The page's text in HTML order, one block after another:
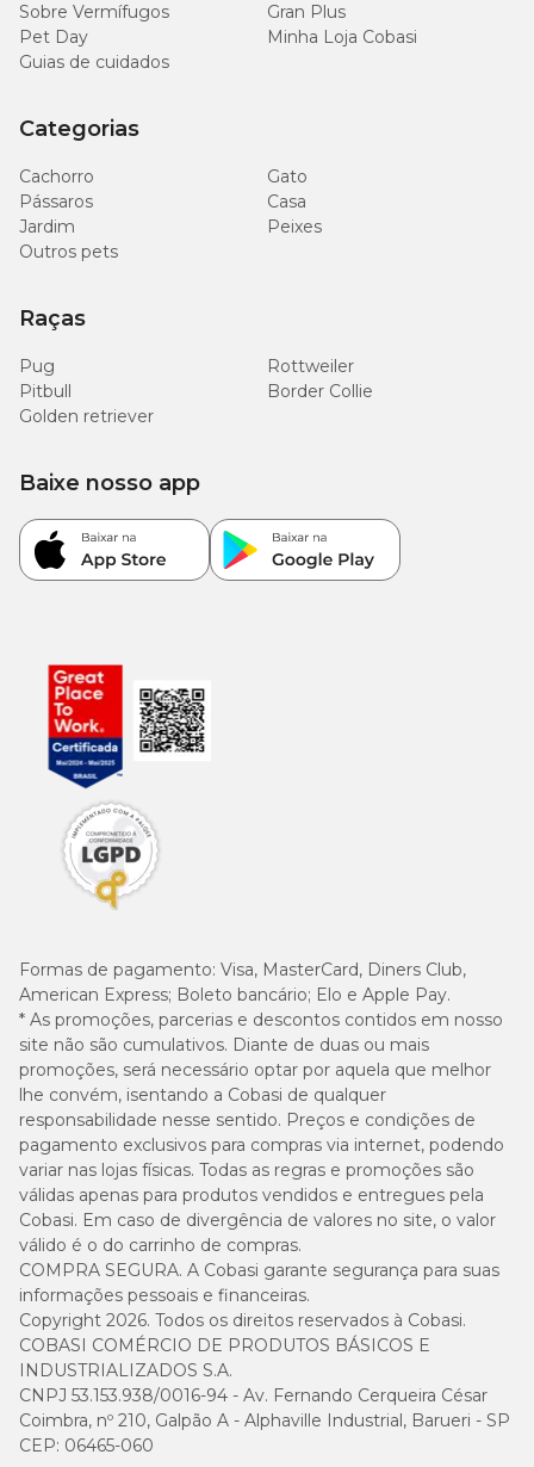
Sobre Vermífugos
Gran Plus
Pet Day
Minha Loja Cobasi
Guias de cuidados
Categorias
Cachorro
Gato
Pássaros
Casa
Jardim
Peixes
Outros pets
Raças
Pug
Rottweiler
Pitbull
Border Collie
Golden retriever
Formas de pagamento: Visa, MasterCard, Diners Club,
American Express; Boleto bancário; Elo e Apple Pay.
* As promoções, parcerias e descontos contidos em nosso
site não são cumulativos. Diante de duas ou mais
promoções, será necessário optar por aquela que melhor
lhe convém, isentando a Cobasi de qualquer
responsabilidade nesse sentido. Preços e condições de
pagamento exclusivos para compras via internet, podendo
variar nas lojas físicas. Todas as regras e promoções são
válidas apenas para produtos vendidos e entregues pela
Cobasi. Em caso de divergência de valores no site, o valor
válido é o do carrinho de compras.
COMPRA SEGURA. A Cobasi garante segurança para suas
informações pessoais e financeiras.
Copyright 2026. Todos os direitos reservados à Cobasi.
COBASI COMÉRCIO DE PRODUTOS BÁSICOS E
INDUSTRIALIZADOS S.A.
CNPJ 53.153.938/0016-94 - Av. Fernando Cerqueira César
Coimbra, nº 210, Galpão A - Alphaville Industrial, Barueri - SP
CEP: 06465-060
Baixe nosso app